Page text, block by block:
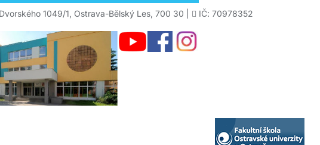
1049/1, Ostrava-Bělský Les, 700 30 | IČ: 70978352